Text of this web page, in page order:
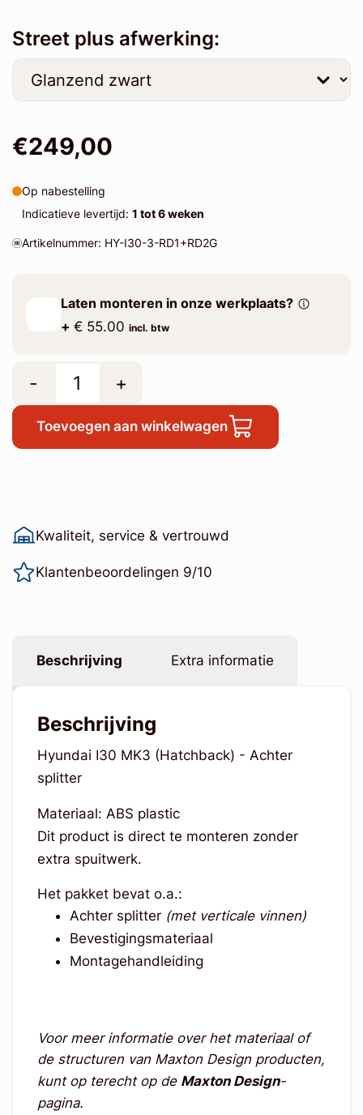
Street plus afwerking:
€249,00
Op nabestelling
Indicatieve levertijd: 1 tot 6 weken
Artikelnummer: HY-I30-3-RD1+RD2G
Laten monteren in onze werkplaats?
+ € 55.00 incl. btw
- +
Toevoegen aan winkelwagen
Kwaliteit, service & vertrouwd
Klantenbeoordelingen 9/10
Beschrijving Extra informatie
Beschrijving
Hyundai I30 MK3 (Hatchback) - Achter
splitter
Materiaal: ABS plastic
Dit product is direct te monteren zonder
extra spuitwerk.
Het pakket bevat o.a.:
Achter splitter (met verticale vinnen)
Bevestigingsmateriaal
Montagehandleiding
Voor meer informatie over het materiaal of
de structuren van Maxton Design producten,
kunt op terecht op de Maxton Design-
pagina.